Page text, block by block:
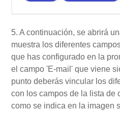
5. A continuación, se abrirá
muestra los diferentes
que has configurado en la
el campo 'E-mail' que viene
punto deberás vincular los
con los campos de la lista de
como se indica en la imagen